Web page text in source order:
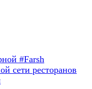
#Farsh
сети ресторанов